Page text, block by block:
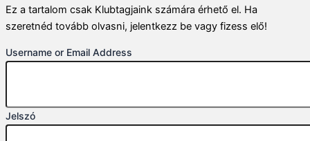
Ez a tartalom csak Klubtagjaink számára érhető el. Ha
szeretnéd tovább olvasni, jelentkezz be vagy fizess elő!
Username or Email Address
Jelszó